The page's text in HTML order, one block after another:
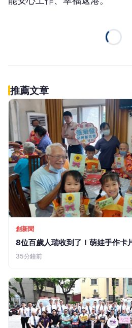
向下繼續閱讀
「乘浪遠航．海好
外籍船員關懷活動
點 點傳媒News5862026-07-30